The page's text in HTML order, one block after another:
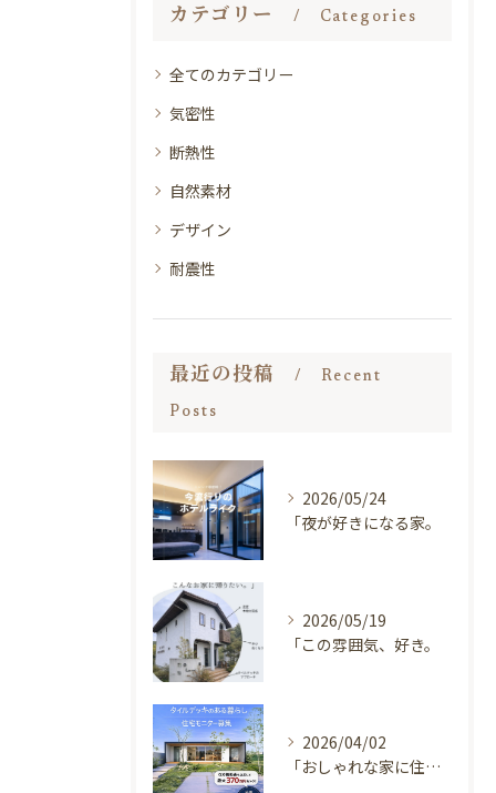
カテゴリー Categories
全てのカテゴリー
気密性
断熱性
自然素材
デザイン
耐震性
最近の投稿 Recent
Posts
2026/05/24
「夜が好きになる家。
2026/05/19
「この雰囲気、好き。
2026/04/02
「おしゃれな家に住みたい。